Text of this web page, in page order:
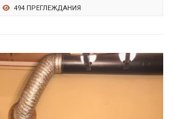
494 ПРЕГЛЕЖДАНИЯ